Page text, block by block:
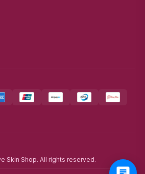
Skin Shop. All rights reserved.